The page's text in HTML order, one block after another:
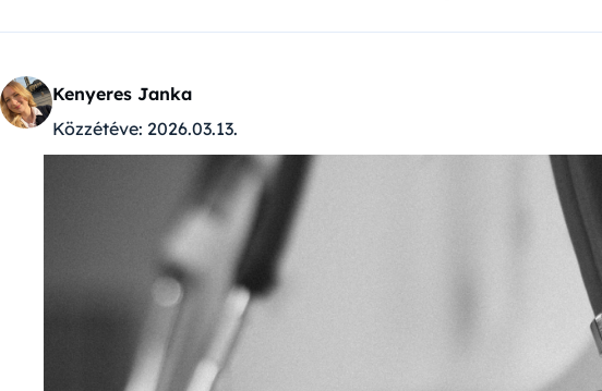
Kenyeres Janka
Közzétéve: 2026.03.13.